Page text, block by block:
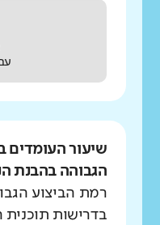
שיעור העומדים
הגבוהה בהבנת
רמת הביצוע
בדרישות תוכנית